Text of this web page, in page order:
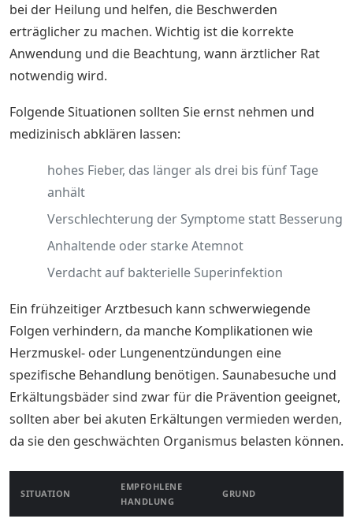
bei der Heilung und helfen, die Beschwerden
erträglicher zu machen. Wichtig ist die korrekte
Anwendung und die Beachtung, wann ärztlicher Rat
notwendig wird.
Folgende Situationen sollten Sie ernst nehmen und
medizinisch abklären lassen:
hohes Fieber, das länger als drei bis fünf Tage
anhält
Verschlechterung der Symptome statt Besserung
Anhaltende oder starke Atemnot
Verdacht auf bakterielle Superinfektion
Ein frühzeitiger Arztbesuch kann schwerwiegende
Folgen verhindern, da manche Komplikationen wie
Herzmuskel- oder Lungenentzündungen eine
spezifische Behandlung benötigen. Saunabesuche und
Erkältungsbäder sind zwar für die Prävention geeignet,
sollten aber bei akuten Erkältungen vermieden werden,
da sie den geschwächten Organismus belasten können.
SITUATION
EMPFOHLENE
HANDLUNG
GRUND